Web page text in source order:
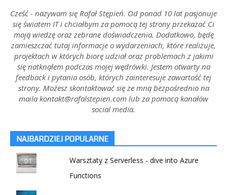
Cześć - nazywam się Rafał Stępień. Od ponad 10 lat pasjonuje
się światem IT i chciałbym za pomocą tej strony przekazać Ci
moją wiedzę oraz zebrane doświadczenia. Dodatkowo, będę
zamieszczać tutaj informacje o wydarzeniach, które realizuje,
projektach w których biorę udział oraz problemach z jakimi
się natknąłem podczas mojej wędrówki. Jestem otwarty na
feedback i pytania osób, których zainteresuje zawartość tej
strony. Możesz skontaktować się ze mną bezpośrednio na
maila kontakt@rafalstepien.com lub za pomocą kanałów
social media.
NAJBARDZIEJ POPULARNE
Warsztaty z Serverless - dive into Azure
Functions